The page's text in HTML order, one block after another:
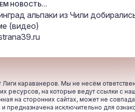
НОВОСТЬ...
альпаки из Чили
(видео)
Лиги караванеров. Мы не несём
ресурсов, на которые ведут ссылки с
на сторонних сайтах, может не
предназначена исключительно для